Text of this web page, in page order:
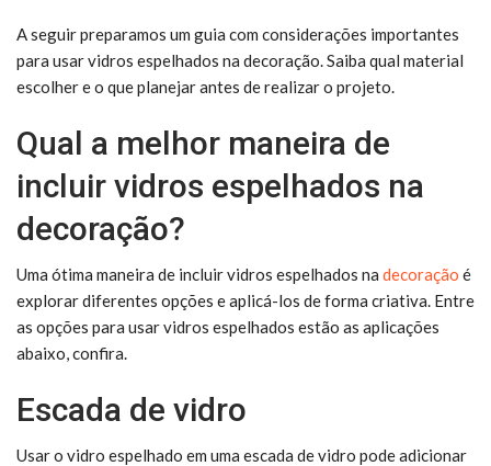
A seguir preparamos um guia com considerações importantes
para usar vidros espelhados na decoração. Saiba qual material
escolher e o que planejar antes de realizar o projeto.
Qual a melhor maneira de
incluir vidros espelhados na
decoração?
Uma ótima maneira de incluir vidros espelhados na decoração é
explorar diferentes opções e aplicá-los de forma criativa. Entre
as opções para usar vidros espelhados estão as aplicações
abaixo, confira.
Escada de vidro
Usar o vidro espelhado em uma escada de vidro pode adicionar